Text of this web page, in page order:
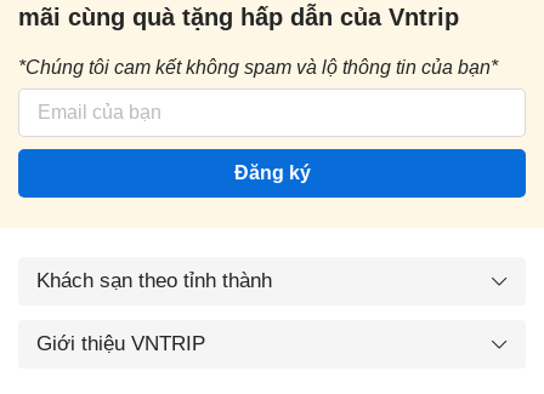
mãi cùng quà tặng hấp dẫn của Vntrip
*Chúng tôi cam kết không spam và lộ thông tin của bạn*
Đăng ký
Khách sạn theo tỉnh thành
Giới thiệu VNTRIP